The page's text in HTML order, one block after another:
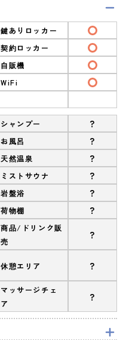
鍵ありロッカー
契約ロッカー
自販機
WiFi
シャンプー ?
お風呂 ?
天然温泉 ?
ミストサウナ ?
岩盤浴 ?
荷物棚 ?
商品/ドリンク販
売
?
休憩エリア ?
マッサージチェ
ア
?